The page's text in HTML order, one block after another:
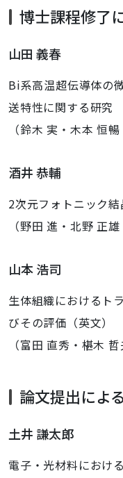
博士課程修了
山田 義春
Bi系高温超伝導体の
送特性に関する研究
（鈴木 実・木本 恒暢
酒井 恭輔
2次元フォトニック
（野田 進・北野 正雄
山本 浩司
生体組織におけるト
びその評価（英文）
（富田 直秀・椹木 哲
論文提出によ
土井 謙太郎
電子・光材料におけ